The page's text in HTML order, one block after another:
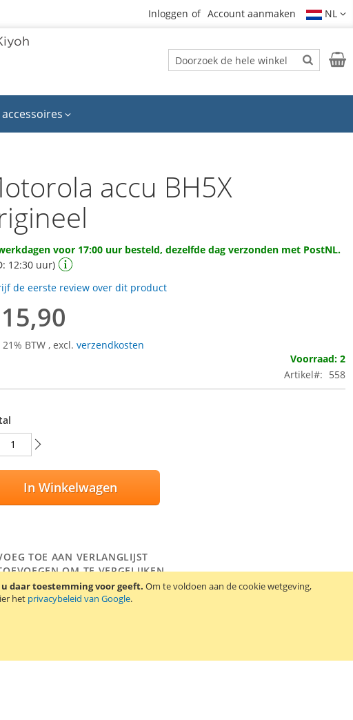
daar toestemming voor geeft. Om te voldoen aan de cookie wetgeving,
het privacybeleid van Google.
Inloggen Account aanmaken NL
Zoek
Zoek
accu BH5X
voor 17:00 uur besteld, dezelfde dag verzonden met PostNL.
12:30 uur)
de eerste review over dit product
21% BTW, excl.verzendkosten
Voorraad: 2
Artikel
558
In Winkelwagen
TOE AAN VERLANGLIJST
OM TE VERGELIJKEN
Motorola accu BH5X. Deze accu is onder andere geschikt voor de